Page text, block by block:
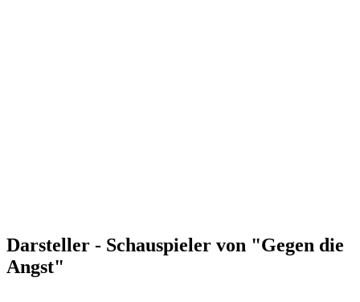
Darsteller - Schauspieler von "Gegen die
Angst"